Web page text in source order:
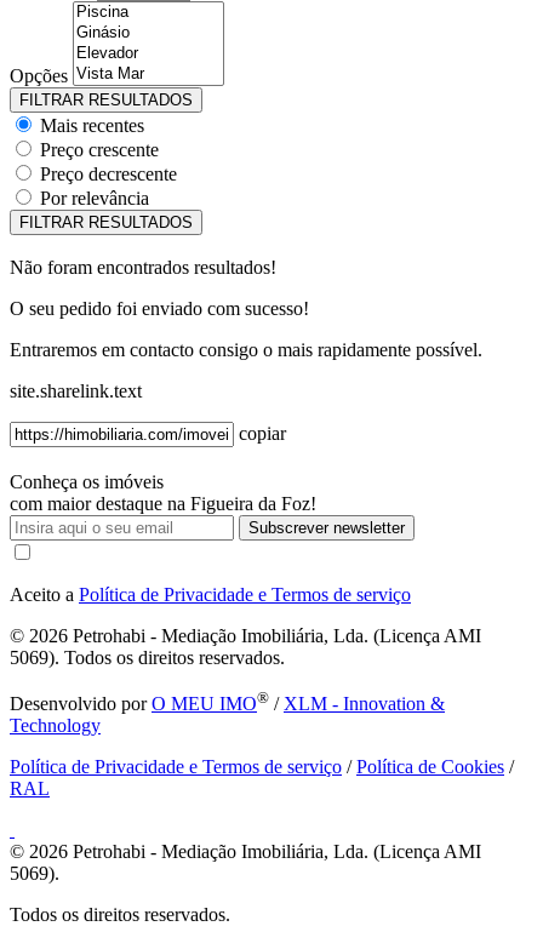
Opções
Mais recentes
Preço crescente
Preço decrescente
Por relevância
Não foram encontrados resultados!
O seu pedido foi enviado com sucesso!
Entraremos em contacto consigo o mais rapidamente possível.
site.sharelink.text
copiar
Conheça os imóveis
com maior destaque na Figueira da Foz!
Subscrever newsletter
Aceito a Política de Privacidade e Termos de serviço
© 2026 Petrohabi - Mediação Imobiliária, Lda. (Licença AMI
5069). Todos os direitos reservados.
Desenvolvido porO MEU IMO® / XLM - Innovation &
Technology
Política de Privacidade e Termos de serviço /Política de Cookies /
RAL
© 2026 Petrohabi - Mediação Imobiliária, Lda. (Licença AMI
5069).
Todos os direitos reservados.